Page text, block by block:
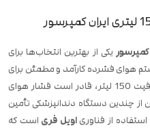
یکی از بهترین انتخاب‌ها برای
هوای فشرده کارآمد و مطمئن برای
مطب خود هستند. این کمپرسور با ظرفیت 150 لیتر، قادر است فشار هوای
از چندین دستگاه دندانپزشکی تأمین
از فناوریاویل فری است که